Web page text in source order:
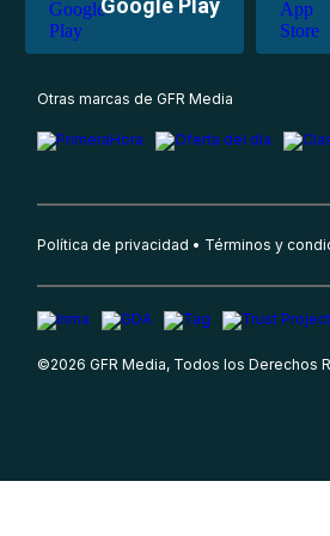
Google Play
Otras marcas de GFR Media
Política de privacidad Términos y
©2026 GFR Media, Todos los Derechos